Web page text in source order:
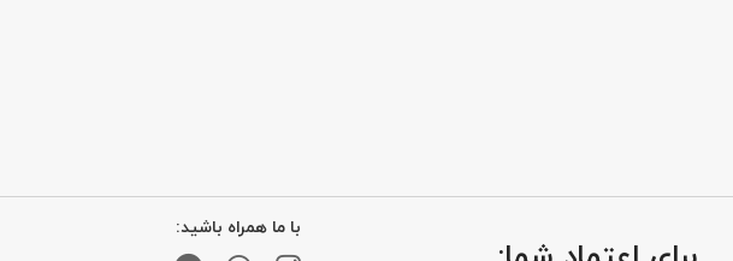
با ما همراه باشید: